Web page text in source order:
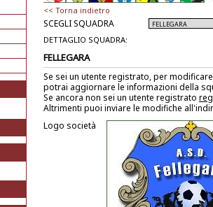
<< Torna indietro
SCEGLI SQUADRA
DETTAGLIO SQUADRA:
FELLEGARA
Se sei un utente registrato, per
potrai aggiornare le informazioni della
Se ancora non sei un utente registrato
Altrimenti puoi inviare le modifiche
Logo società